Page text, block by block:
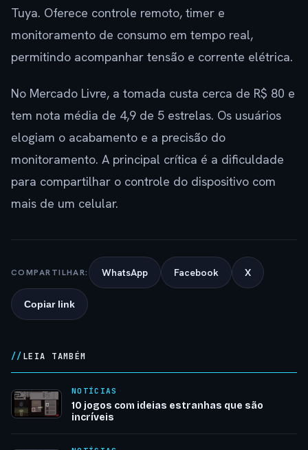
Tuya. Oferece controle remoto, timer e
monitoramento de consumo em tempo real,
permitindo acompanhar tensão e corrente elétrica.
No Mercado Livre, a tomada custa cerca de R$ 80 e
tem nota média de 4,9 de 5 estrelas. Os usuários
elogiam o acabamento e a precisão do
monitoramento. A principal crítica é a dificuldade
para compartilhar o controle do dispositivo com
mais de um celular.
COMPARTILHAR: WhatsApp Facebook X
Copiar link
LEIA TAMBÉM
NOTÍCIAS
10 jogos com ideias estranhas que são
incríveis